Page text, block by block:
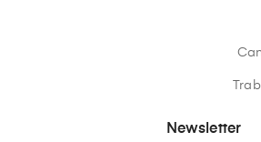
Newsletter